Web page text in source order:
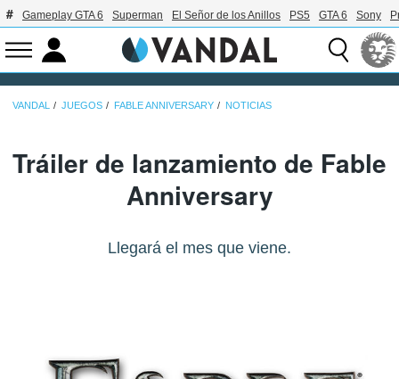
Gameplay GTA 6 Superman El Señor de los Anillos PS5 GTA 6 Sony
VANDAL JUEGOS FABLE ANNIVERSARY NOTICIAS
Tráiler de lanzamiento de Fable
Anniversary
Llegará el mes que viene.